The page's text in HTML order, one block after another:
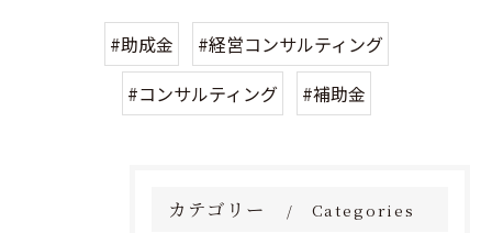
#助成金
#経営コンサルティング
#コンサルティング
#補助金
カテゴリー Categories